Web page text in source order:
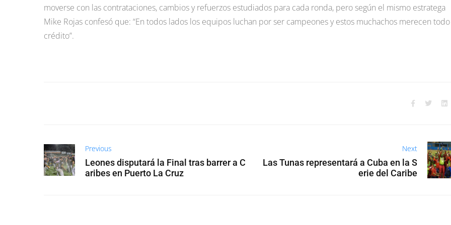
moverse con las contrataciones, cambios y refuerzos estudiados para cada ronda, pero según el mismo estratega
Mike Rojas confesó que: “En todos lados los equipos luchan por ser campeones y estos muchachos merecen
crédito”.
Previous
Leones disputará la Final tras barrer a C
aribes en Puerto La Cruz
Next
Las Tunas representará a Cuba en la S
erie del Caribe